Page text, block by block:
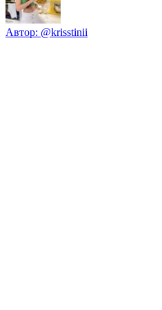
Автор: @krisstinii